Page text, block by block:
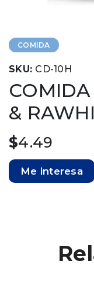
COMIDA
SKU: CD-10H
&
$4.49
Me interesa